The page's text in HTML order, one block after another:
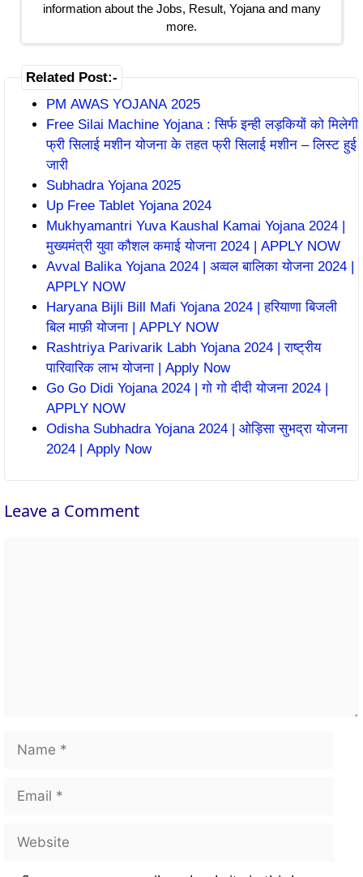
information about the Jobs, Result, Yojana and many
more.
Related Post:-
PM AWAS YOJANA 2025
Free Silai Machine Yojana : सिर्फ इन्ही लड़कियों को मिलेगी
फ्री सिलाई मशीन योजना के तहत फ्री सिलाई मशीन – लिस्ट हुई
जारी
Subhadra Yojana 2025
Up Free Tablet Yojana 2024
Mukhyamantri Yuva Kaushal Kamai Yojana 2024 |
मुख्यमंत्री युवा कौशल कमाई योजना 2024 | APPLY NOW
Avval Balika Yojana 2024 | अव्वल बालिका योजना 2024 |
APPLY NOW
Haryana Bijli Bill Mafi Yojana 2024 | हरियाणा बिजली
बिल माफ़ी योजना | APPLY NOW
Rashtriya Parivarik Labh Yojana 2024 | राष्ट्रीय
पारिवारिक लाभ योजना | Apply Now
Go Go Didi Yojana 2024 | गो गो दीदी योजना 2024 |
APPLY NOW
Odisha Subhadra Yojana 2024 | ओड़िसा सुभद्रा योजना
2024 | Apply Now
Leave a Comment
Name
Email
Website